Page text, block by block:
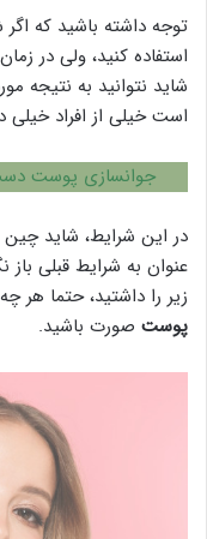
توجه داشته باشید که
استفاده کنید، ولی در
شاید نتوانید به نتیجه
است خیلی از افراد خیلی
جوانسازی پوست
در این شرایط، شاید
عنوان به شرایط قبلی باز
زیر را داشتید، حتما هر
پوست صورت باشید.